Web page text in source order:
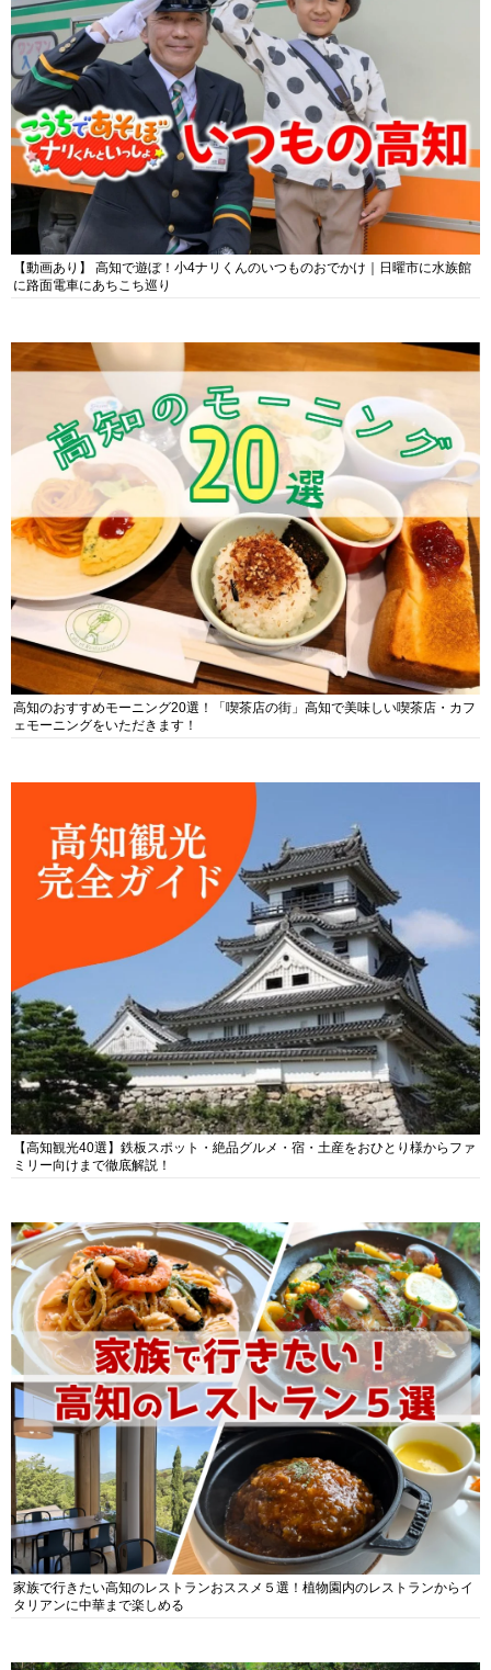
【動画あり】 高知で遊ぼ！小4ナリくんのいつものおでかけ｜日曜市に水族館
に路面電車にあちこち巡り
高知のおすすめモーニング20選！「喫茶店の街」高知で美味しい喫茶店・カフ
ェモーニングをいただきます！
【高知観光40選】鉄板スポット・絶品グルメ・宿・土産をおひとり様からファ
ミリー向けまで徹底解説！
家族で行きたい高知のレストランおススメ５選！植物園内のレストランからイ
タリアンに中華まで楽しめる